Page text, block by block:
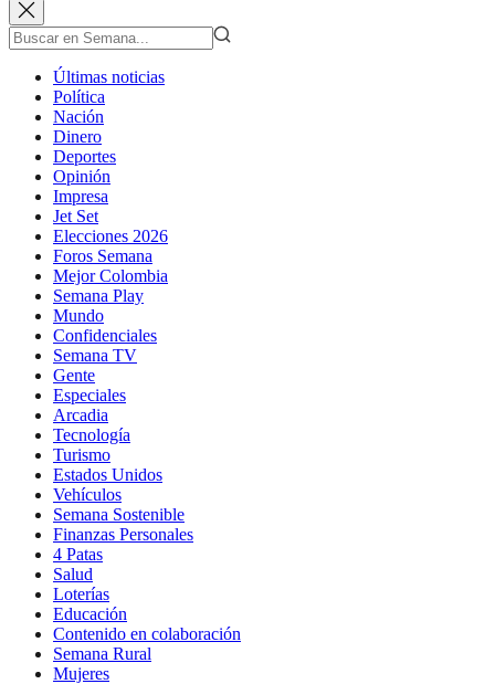
Últimas noticias
Política
Nación
Dinero
Deportes
Opinión
Impresa
Jet Set
Elecciones 2026
Foros Semana
Mejor Colombia
Semana Play
Mundo
Confidenciales
Semana TV
Gente
Especiales
Arcadia
Tecnología
Turismo
Estados Unidos
Vehículos
Semana Sostenible
Finanzas Personales
4 Patas
Salud
Loterías
Educación
Contenido en colaboración
Semana Rural
Mujeres